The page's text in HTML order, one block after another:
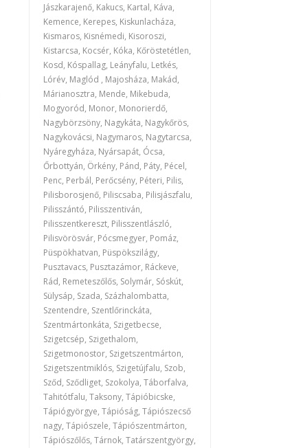
Jászkarajenő, Kakucs, Kartal, Káva,
Kemence, Kerepes, Kiskunlacháza,
Kismaros, Kisnémedi, Kisoroszi,
Kistarcsa, Kocsér, Kóka, Kőröstetétlen,
Kosd, Kóspallag, Leányfalu, Letkés,
Lórév, Maglód , Majosháza, Makád,
Márianosztra, Mende, Mikebuda,
Mogyoród, Monor, Monorierdő,
Nagybörzsöny, Nagykáta, Nagykőrös,
Nagykovácsi, Nagymaros, Nagytarcsa,
Nyáregyháza, Nyársapát, Ócsa,
Őrbottyán, Örkény, Pánd, Páty, Pécel,
Penc, Perbál, Perőcsény, Péteri, Pilis,
Pilisborosjenő, Piliscsaba, Pilisjászfalu,
Pilisszántó, Pilisszentiván,
Pilisszentkereszt, Pilisszentlászló,
Pilisvörösvár, Pócsmegyer, Pomáz,
Püspökhatvan, Püspökszilágy,
Pusztavacs, Pusztazámor, Ráckeve,
Rád, Remeteszőlős, Solymár, Sóskút,
Sülysáp, Szada, Százhalombatta,
Szentendre, Szentlőrinckáta,
Szentmártonkáta, Szigetbecse,
Szigetcsép, Szigethalom,
Szigetmonostor, Szigetszentmárton,
Szigetszentmiklós, Szigetújfalu, Szob,
Sződ, Sződliget, Szokolya, Táborfalva,
Tahitótfalu, Taksony, Tápióbicske,
Tápiógyörgye, Tápióság, Tápiószecső
nagy, Tápiószele, Tápiószentmárton,
Tápiószőlős, Tárnok, Tatárszentgyörgy,